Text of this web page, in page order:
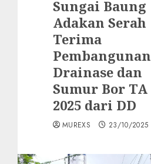
Sungai Baung
Adakan Serah
Terima
Pembangunan
Drainase dan
Sumur Bor TA
2025 dari DD
MUREXS 23/10/2025